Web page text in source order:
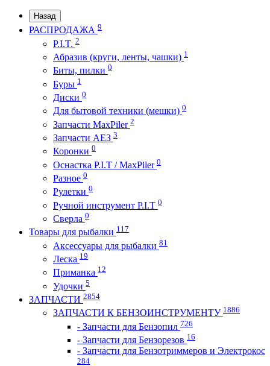
Назад
РАСПРОДАЖА 9
P.I.T. 2
Абразив (круги, ленты, чашки) 1
Биты, пилки 0
Буры 1
Диски 0
Для бытовой техники (мешки) 0
Запчасти MaxPiler 2
Запчасти АЕЗ 3
Коронки 0
Оснастка P.I.T / MaxPiler 0
Разное 0
Рулетки 0
Ручной инструмент P.I.T 0
Сверла 0
Товары для рыбалки 117
Аксессуары для рыбалки 81
Леска 19
Приманка 12
Удочки 5
ЗАПЧАСТИ 2854
ЗАПЧАСТИ К БЕНЗОИНСТРУМЕНТУ 1886
- Запчасти для Бензопил 726
- Запчасти для Бензорезов 16
- Запчасти для Бензотриммеров и Электрокос
284